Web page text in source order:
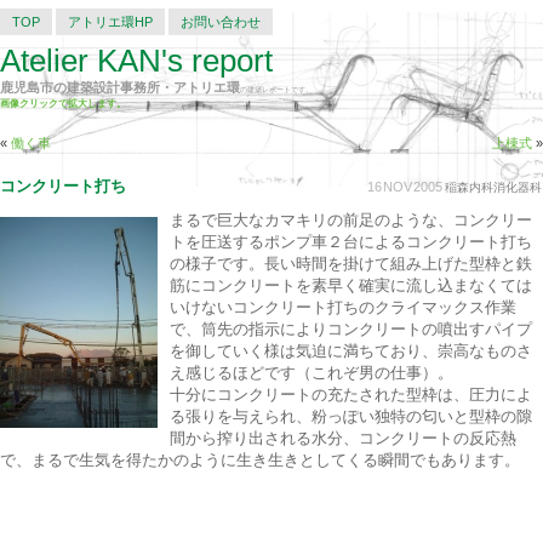
TOP アトリエ環HP お問い合わせ
Atelier KAN's report
鹿児島市の建築設計事務所・アトリエ環の建築レポートです。
画像クリックで拡大します。
« 働く車 上棟式 »
16NOV2005稲森内科消化器科
コンクリート打ち
まるで巨大なカマキリの前足のような、コンクリー
トを圧送するポンプ車２台によるコンクリート打ち
の様子です。長い時間を掛けて組み上げた型枠と鉄
筋にコンクリートを素早く確実に流し込まなくては
いけないコンクリート打ちのクライマックス作業
で、筒先の指示によりコンクリートの噴出すパイプ
を御していく様は気迫に満ちており、崇高なものさ
え感じるほどです（これぞ男の仕事）。
十分にコンクリートの充たされた型枠は、圧力によ
る張りを与えられ、粉っぽい独特の匂いと型枠の隙
間から搾り出される水分、コンクリートの反応熱
で、まるで生気を得たかのように生き生きとしてくる瞬間でもあります。